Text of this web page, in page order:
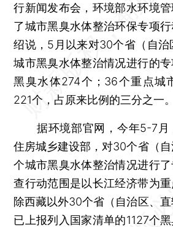
行新闻发布会，环境部水环境
了城市黑臭水体整治环保专项
绍说，5月以来对30个省（自治
城市黑臭水体整治情况进行的
黑臭水体274个；36个重点城
221个，占原来比例的三分之一。
据环境部官网，今年5-7月
住房城乡建设部，对30个省（
个城市黑臭水体整治情况进行
查行动范围是以长江经济带为
除西藏以外30个省（自治区、
已上报列入国家清单的1127个